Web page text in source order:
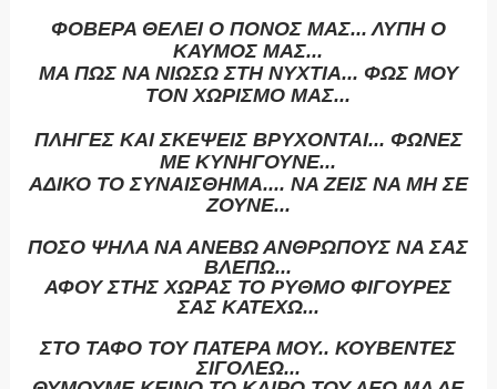
ΦΟΒΕΡΑ ΘΕΛΕΙ Ο ΠΟΝΟΣ ΜΑΣ... ΛΥΠΗ Ο
ΚΑΥΜΟΣ ΜΑΣ...
ΜΑ ΠΩΣ ΝΑ ΝΙΩΣΩ ΣΤΗ ΝΥΧΤΙΑ... ΦΩΣ ΜΟΥ
ΤΟΝ ΧΩΡΙΣΜΟ ΜΑΣ...
ΠΛΗΓΕΣ ΚΑΙ ΣΚΕΨΕΙΣ ΒΡΥΧΟΝΤΑΙ... ΦΩΝΕΣ
ΜΕ ΚΥΝΗΓΟΥΝΕ...
ΑΔΙΚΟ ΤΟ ΣΥΝΑΙΣΘΗΜΑ.... ΝΑ ΖΕΙΣ ΝΑ ΜΗ ΣΕ
ΖΟΥΝΕ...
ΠΟΣΟ ΨΗΛΑ ΝΑ ΑΝΕΒΩ ΑΝΘΡΩΠΟΥΣ ΝΑ ΣΑΣ
ΒΛΕΠΩ...
ΑΦΟΥ ΣΤΗΣ ΧΩΡΑΣ ΤΟ ΡΥΘΜΟ ΦΙΓΟΥΡΕΣ
ΣΑΣ ΚΑΤΕΧΩ...
ΣΤΟ ΤΑΦΟ ΤΟΥ ΠΑΤΕΡΑ ΜΟΥ.. ΚΟΥΒΕΝΤΕΣ
ΣΙΓΟΛΕΩ...